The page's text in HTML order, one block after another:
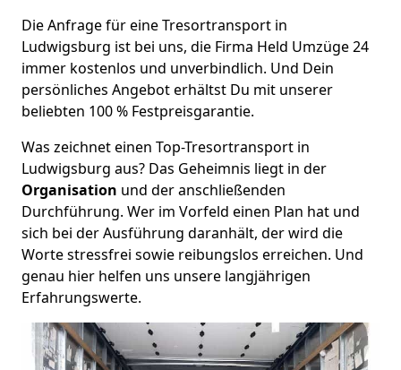
Die Anfrage für eine Tresortransport in
Ludwigsburg ist bei uns, die Firma Held Umzüge 24
immer kostenlos und unverbindlich. Und Dein
persönliches Angebot erhältst Du mit unserer
beliebten 100 % Festpreisgarantie.
Was zeichnet einen Top-Tresortransport in
Ludwigsburg aus? Das Geheimnis liegt in der
Organisation und der anschließenden
Durchführung. Wer im Vorfeld einen Plan hat und
sich bei der Ausführung daranhält, der wird die
Worte stressfrei sowie reibungslos erreichen. Und
genau hier helfen uns unsere langjährigen
Erfahrungswerte.